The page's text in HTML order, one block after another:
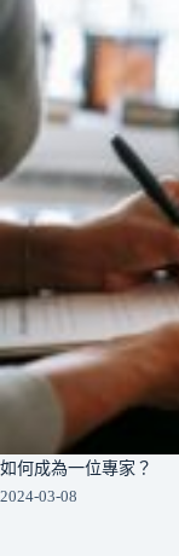
如何成為一位專家？
2024-03-08